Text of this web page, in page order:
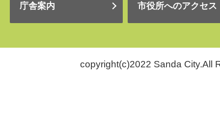
庁舎案内 市役所へのアクセス
copyright(c)2022 Sanda City.All